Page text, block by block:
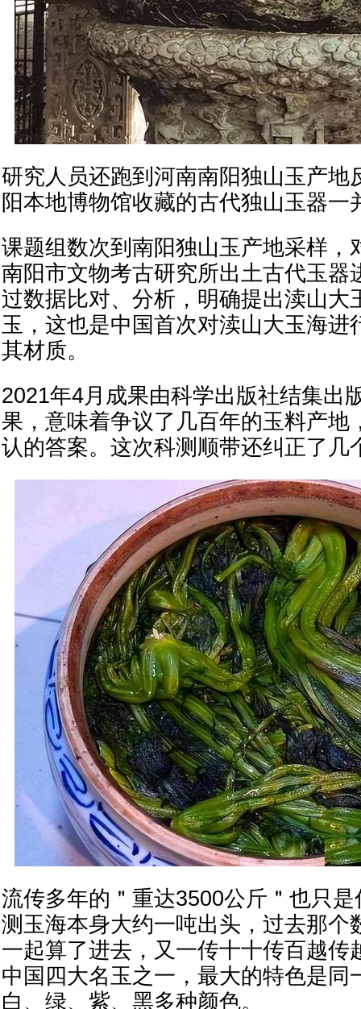
研究人员还跑到河南南阳独山玉产地
阳本地博物馆收藏的古代独山玉器一
课题组数次到南阳独山玉产地采样，
南阳市文物考古研究所出土古代玉器
过数据比对、分析，明确提出渎山大
玉，这也是中国首次对渎山大玉海进
其材质。
2021年4月成果由科学出版社结集出
果，意味着争议了几百年的玉料产地
认的答案。这次科测顺带还纠正了几
流传多年的＂重达3500公斤＂也只
测玉海本身大约一吨出头，过去那个
一起算了进去，又一传十十传百越传
中国四大名玉之一，最大的特色是同
白、绿、紫、黑多种颜色。